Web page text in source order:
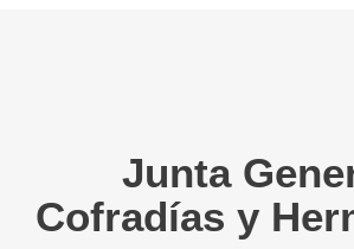
Junta
Cofradías y